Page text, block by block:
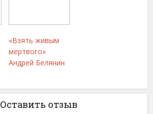
«Взять живым
мёртвого»
Андрей Белянин
Оставить отзыв